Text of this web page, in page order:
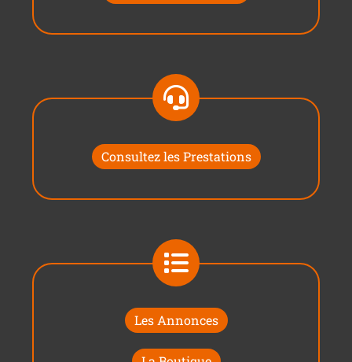
Consultez les Prestations
Les Annonces